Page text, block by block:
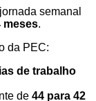
semanal
meses.
da PEC:
de trabalho
de 44 para 42